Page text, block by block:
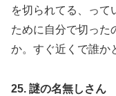
を切られてる、って
ために自分で切った
か。すぐ近くで誰か
25. 謎の名無しさん